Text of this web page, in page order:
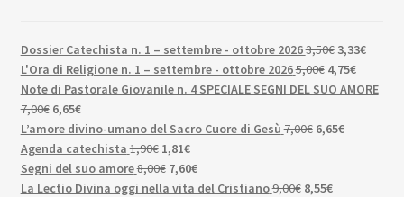
Dossier Catechista n. 1 – settembre - ottobre 20263,50€ Il
prezzo
originale
3,50€.
3,33€Il
attuale
L'Ora di Religione n. 1 – settembre - ottobre 20265,00€ Il
prezzo
era:
4,75€Il
prezzo
Note di Pastorale Giovanile n. 4 SPECIALE SEGNI DEL SUO AMORE
7,00€ Il
prezzo
originale
era:
7,00€.
6,65€Il
prezzo
attuale
è:
6,65€.
L’amore divino-umano del Sacro Cuore di Gesù 7,00€ Il
era:
6,65€Il
Agenda catechista 1,90€ Il
prezzo
originale
1,81€Il
prezzo
attuale
Segni del suo amore8,00€ Il
prezzo
7,60€Il
prezzo
La Lectio Divina oggi nella vita del Cristiano9,00€ Il8,55€Il